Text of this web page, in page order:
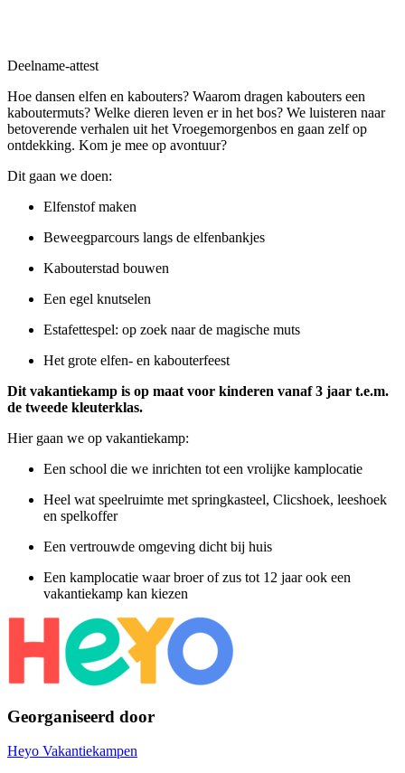
Deelname-attest
Hoe dansen elfen en kabouters? Waarom dragen kabouters een
kaboutermuts? Welke dieren leven er in het bos? We luisteren naar
betoverende verhalen uit het Vroegemorgenbos en gaan zelf op
ontdekking. Kom je mee op avontuur?
Dit gaan we doen:
Elfenstof maken
Beweegparcours langs de elfenbankjes
Kabouterstad bouwen
Een egel knutselen
Estafettespel: op zoek naar de magische muts
Het grote elfen- en kabouterfeest
Dit vakantiekamp is op maat voor kinderen vanaf 3 jaar t.e.m.
de tweede kleuterklas.
Hier gaan we op vakantiekamp:
Een school die we inrichten tot een vrolijke kamplocatie
Heel wat speelruimte met springkasteel, Clicshoek, leeshoek
en spelkoffer
Een vertrouwde omgeving dicht bij huis
Een kamplocatie waar broer of zus tot 12 jaar ook een
vakantiekamp kan kiezen
Georganiseerd door
Heyo Vakantiekampen